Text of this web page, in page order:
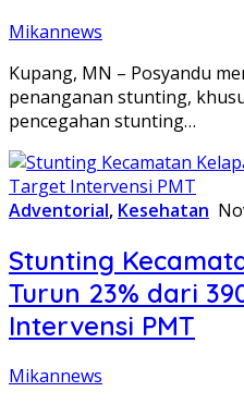
Mikannews
Kupang, MN – Posyandu
penanganan stunting,
pencegahan stunting…
Adventorial, Kesehatan
Stunting
Turun 23% dari
Intervensi PMT
Mikannews